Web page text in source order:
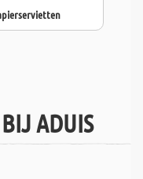
ADUIS